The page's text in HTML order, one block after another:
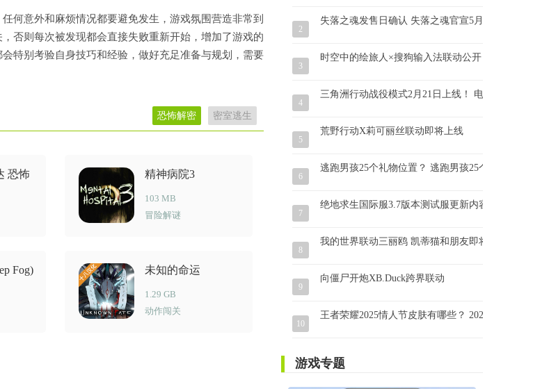
何意外和麻烦情况都要避免发生，游戏氛围营造非常到
否则每次被发现都会直接失败重新开始，增加了游戏的
特别考验自身技巧和经验，做好充足准备与规划，需要
恐怖解密 密室逃生
恐怖
精神病院3
103 MB
冒险解谜
Fog) 未知的命运
1.29 GB
动作闯关
2
失落之魂发售日确认 失落之魂官宣5月30日发售！
3
时空中的绘旅人×搜狗输入法联动公开
4
三角洲行动战役模式2月21日上线！ 电影改编 虚
5
荒野行动X莉可丽丝联动即将上线
6
逃跑男孩25个礼物位置？ 逃跑男孩25个礼物怎么
7
绝地求生国际服3.7版本测试服更新内容抢先看！
8
我的世界联动三丽鸥 凯蒂猫和朋友即将登场！
9
向僵尸开炮XB.Duck跨界联动
10
王者荣耀2025情人节皮肤有哪些？ 2025年情人节
游戏专题